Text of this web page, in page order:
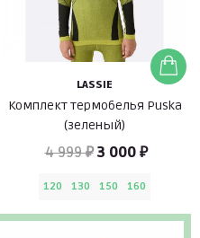
LASSIE
Комплект термобелья Puska
(зеленый)
4 999 ₽3 000 ₽
120 130 150 160